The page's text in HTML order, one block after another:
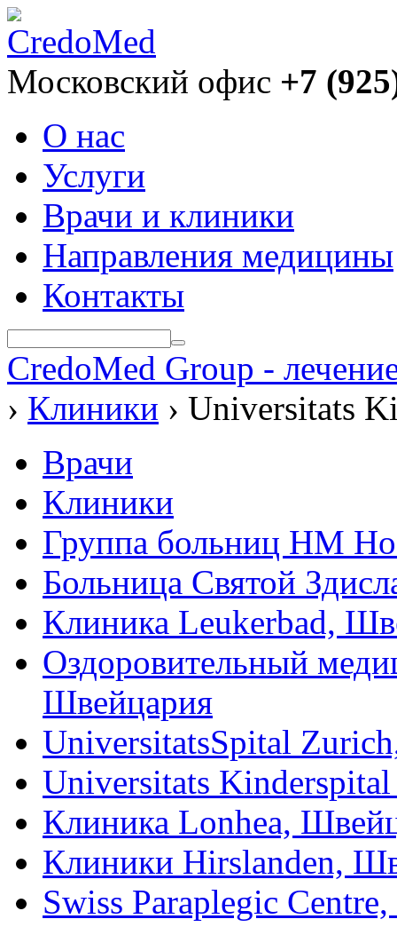
Московский офис +7
О нас
Услуги
Врачи и клиники
Направления медицины
Контакты
CredoMed Group -
› Клиники › Universitats
Врачи
Клиники
Группа больниц HM
Больница Святой
Клиника Leukerbad,
Оздоровительный
Швейцария
UniversitatsSpital
Universitats
Клиника Lonhea,
Клиники Hirslanden,
Swiss Paraplegic